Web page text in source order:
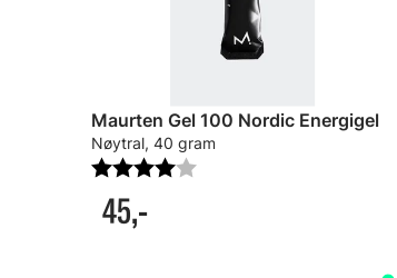
Maurten Gel 100 Nordic Energigel
Nøytral, 40 gram
45,-
Karakter: